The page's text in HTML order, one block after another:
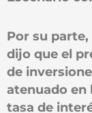
Por su
dijo que el
de
atenuado en
tasa de